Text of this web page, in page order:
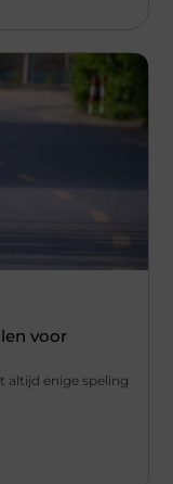
voor
altijd enige speling